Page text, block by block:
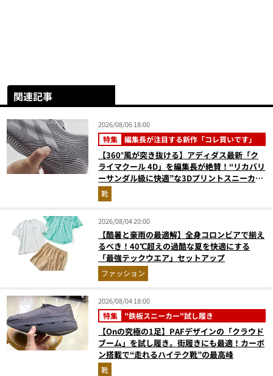
関連記事
2026/08/06 18:00
特集 編集長が注目する新作「コレ買いです」
【360°風が突き抜ける】アディダス最新「ク
ライマクール 4D」を編集長が絶賛！“リカバリ
ーサンダル級に快適”な3Dプリントスニーカー
『コレ買いです』Vol.173
靴
2026/08/04 20:00
【酷暑と豪雨の最適解】全身コロンビアで揃え
るべき！40℃超えの過酷な夏を快適にする
「最強テックウエア」セットアップ
ファッション
2026/08/04 18:00
特集 "鉄板スニーカー"試し履き
【Onの究極の1足】PAFデザインの「クラウド
ブーム」を試し履き。街履きにも最適！カーボ
ン搭載で“走れるハイテク靴”の最高峰
靴